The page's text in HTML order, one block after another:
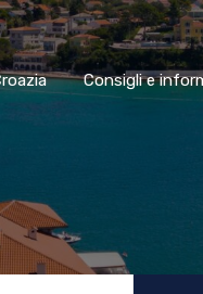
Croazia Consigli e
Consigli e